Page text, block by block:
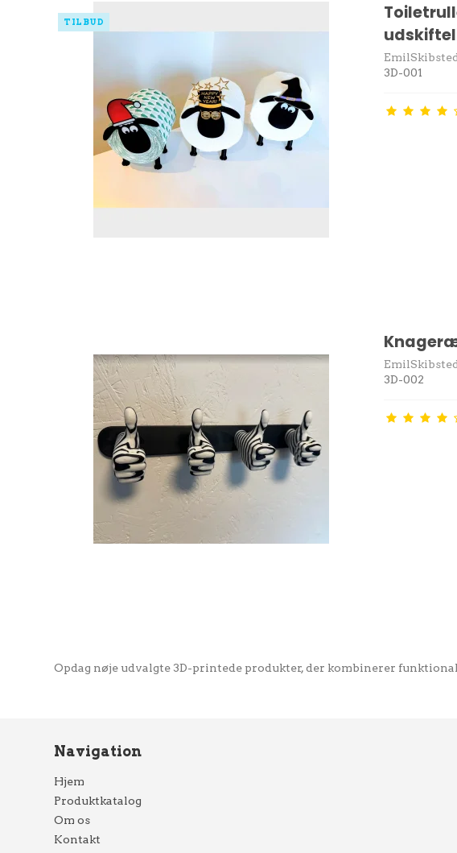
TILBUD
EmilSkibsted
3D-001
EmilSkibsted
3D-002
Opdag nøje udvalgte 3D-printede produkter, der kombinerer
Navigation
Hjem
Produktkatalog
Om os
Kontakt